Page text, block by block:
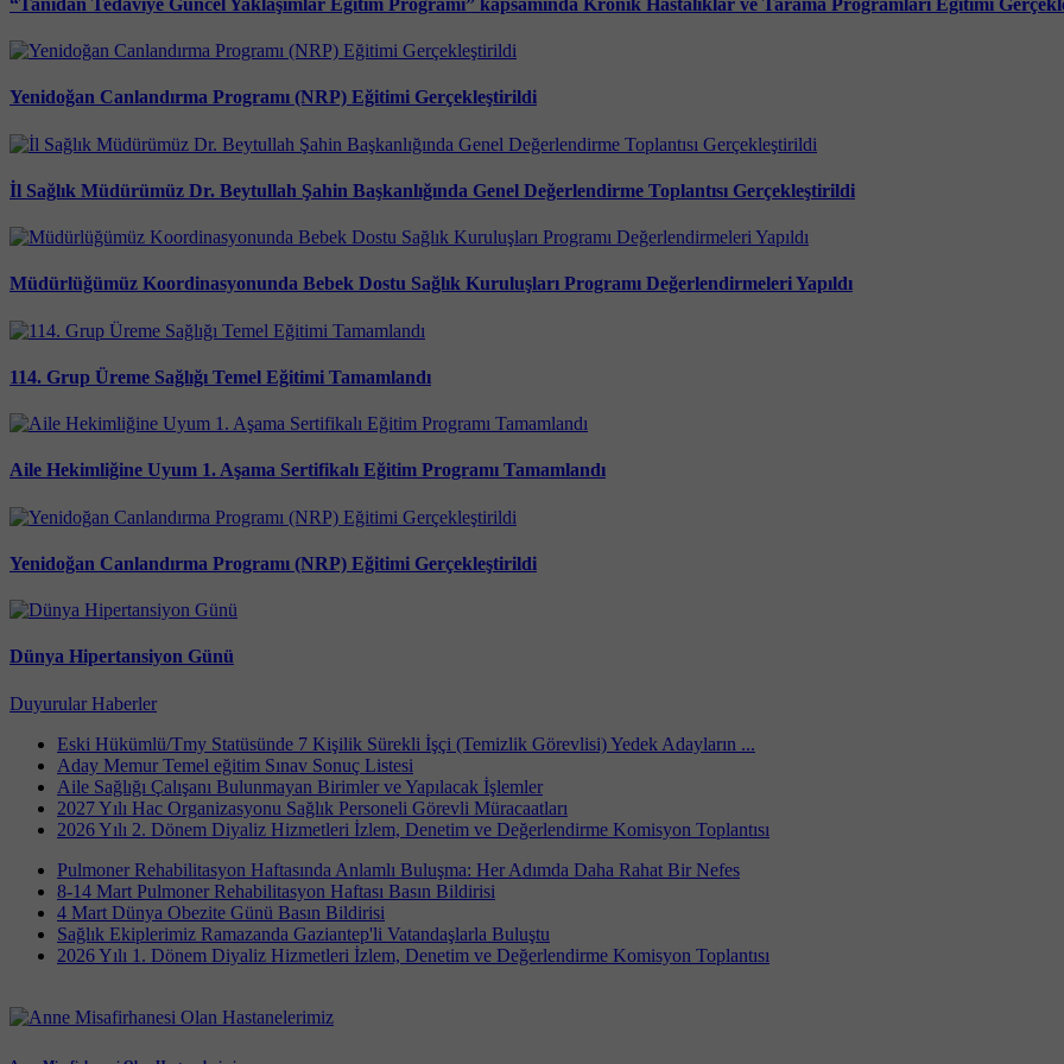
Yenidoğan Canlandırma Programı (NRP) Eğitimi Gerçekleştirildi
İl Sağlık Müdürümüz Dr. Beytullah Şahin Başkanlığında Genel Değerlendirme Toplantısı Gerçekleştirildi
Müdürlüğümüz Koordinasyonunda Bebek Dostu Sağlık Kuruluşları Programı Değerlendirmeleri Yapıldı
114. Grup Üreme Sağlığı Temel Eğitimi Tamamlandı
Aile Hekimliğine Uyum 1. Aşama Sertifikalı Eğitim Programı Tamamlandı
Yenidoğan Canlandırma Programı (NRP) Eğitimi Gerçekleştirildi
Dünya Hipertansiyon Günü
Duyurular Haberler
Eski Hükümlü/Tmy Statüsünde 7 Kişilik Sürekli İşçi (Temizlik Görevlisi) Yedek Adayların ...
Aday Memur Temel eğitim Sınav Sonuç Listesi
Aile Sağlığı Çalışanı Bulunmayan Birimler ve Yapılacak İşlemler
2027 Yılı Hac Organizasyonu Sağlık Personeli Görevli Müracaatları
2026 Yılı 2. Dönem Diyaliz Hizmetleri İzlem, Denetim ve Değerlendirme Komisyon Toplantısı
Pulmoner Rehabilitasyon Haftasında Anlamlı Buluşma: Her Adımda Daha Rahat Bir Nefes
8-14 Mart Pulmoner Rehabilitasyon Haftası Basın Bildirisi
4 Mart Dünya Obezite Günü Basın Bildirisi
Sağlık Ekiplerimiz Ramazanda Gaziantep'li Vatandaşlarla Buluştu
2026 Yılı 1. Dönem Diyaliz Hizmetleri İzlem, Denetim ve Değerlendirme Komisyon Toplantısı